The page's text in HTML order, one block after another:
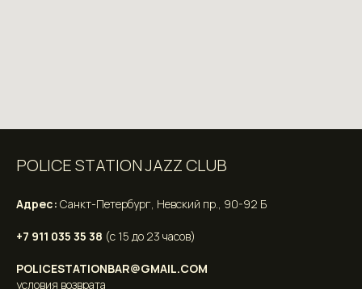
POLICE STATION JAZZ CLUB
Адрес: Санкт-Петербург, Невский пр., 90-92 Б
+7 911 035 35 38 (с 15 до 23 часов)
POLICESTATIONBAR@GMAIL.COM
условия возврата